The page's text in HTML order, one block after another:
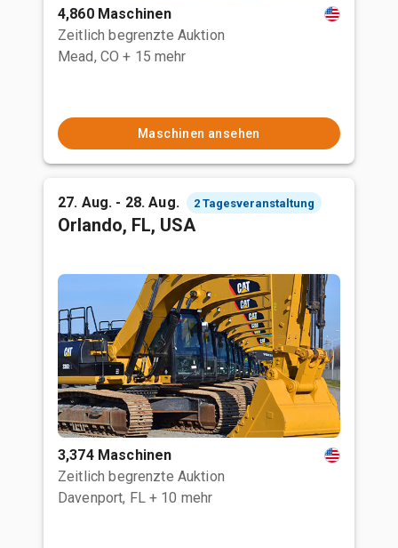
4,860 Maschinen
Zeitlich begrenzte Auktion
Mead, CO + 15 mehr
Maschinen ansehen
27. Aug. - 28. Aug. 2 Tagesveranstaltung
Orlando, FL, USA
3,374 Maschinen
Zeitlich begrenzte Auktion
Davenport, FL + 10 mehr